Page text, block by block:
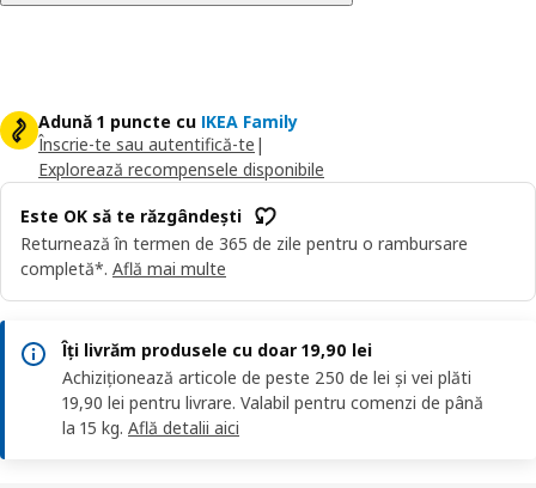
Adună 1 puncte cu IKEA Family
Înscrie-te sau autentifică-te |
Explorează recompensele disponibile
Este OK să te răzgândești
Returnează în termen de 365 de zile pentru o rambursare
completă*. Află mai multe
Îți livrăm produsele cu doar 19,90 lei
Achiziționează articole de peste 250 de lei și vei plăti
19,90 lei pentru livrare. Valabil pentru comenzi de până
la 15 kg. Află detalii aici